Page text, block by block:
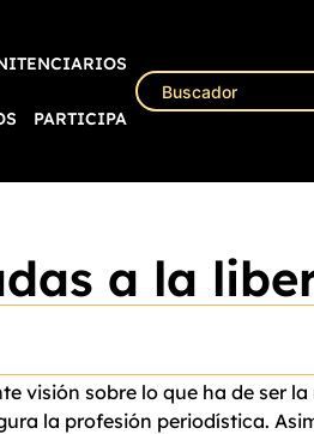
PARTICIPA
a la
visión sobre lo que ha de ser
la profesión periodística.